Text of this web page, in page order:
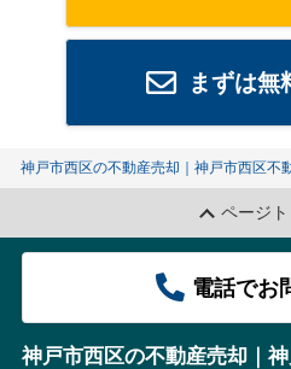
まずは無
神戸市西区の不動産売却｜神戸市西区不
ページ
電話でお
神戸市西区の不動産売却｜